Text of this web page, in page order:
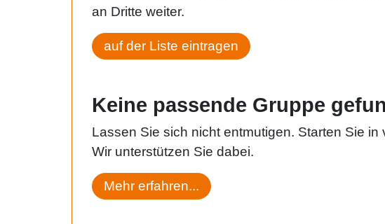
an Dritte weiter.
auf der Liste eintragen
Keine passende Gruppe
Lassen Sie sich nicht entmutigen. Starten Sie
Wir unterstützen Sie dabei.
Mehr erfahren...